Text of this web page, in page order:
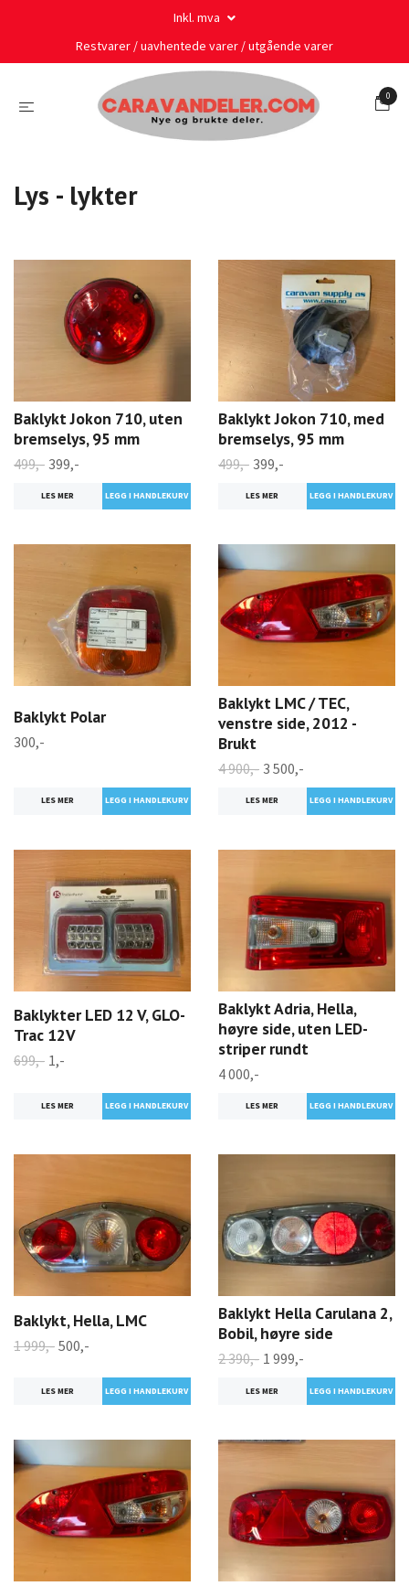
Inkl. mva
Restvarer / uavhentede varer / utgående varer
0
Lys - lykter
Baklykt Jokon 710, uten
bremselys, 95 mm
499,- 399,-
LES MER
Baklykt Jokon 710, med
bremselys, 95 mm
499,- 399,-
LES MER
Baklykt Polar
300,-
LES MER
Baklykt LMC / TEC,
venstre side, 2012 -
Brukt
4 900,- 3 500,-
LES MER
Baklykter LED 12 V, GLO-
Trac 12V
699,- 1,-
LES MER
Baklykt Adria, Hella,
høyre side, uten LED-
striper rundt
4 000,-
LES MER
Baklykt, Hella, LMC
1 999,- 500,-
LES MER
Baklykt Hella Carulana 2,
Bobil, høyre side
2 390,- 1 999,-
LES MER